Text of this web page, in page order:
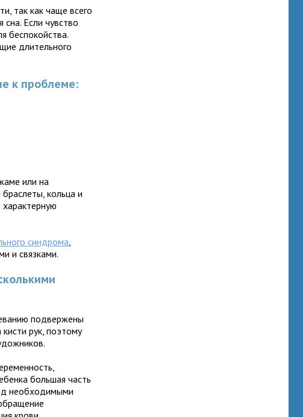
так как чаще всего
Если чувство
беспокойства.
длительного
к проблеме:
или на
кольца и
синдрома,
и связками.
подвержены
рук, поэтому
большая часть
необходимыми